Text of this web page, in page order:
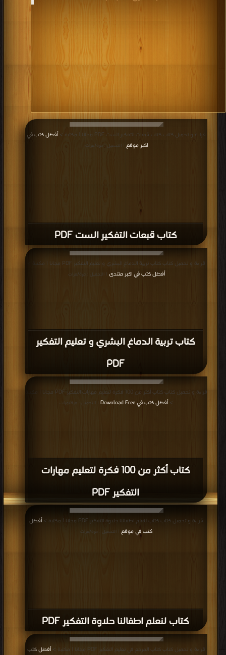
كتاب قبعات التفكير الست PDF
قراءة و تحميل كتاب كتاب قبعات التفكير الست PDF مجانا | مكتبة >
أفضل كتب في
اكبر موقع
| التحميل : مرة/مرات
كتاب تربية الدماغ البشري و تعليم التفكير
PDF
قراءة و تحميل كتاب كتاب تربية الدماغ البشري و تعليم التفكير PDF مجانا | مكتبة >
أفضل كتب في اكبر منتدى
| التحميل : مرة/مرات
كتاب أكثر من 100 فكرة لتعليم مهارات
التفكير PDF
قراءة و تحميل كتاب كتاب أكثر من 100 فكرة لتعليم مهارات التفكير PDF مجانا | مكتبة
>أفضل كتب في Download Free | التحميل : مرة/مرات
كتاب لنعلم اطفالنا حلاوة التفكير PDF
قراءة و تحميل كتاب كتاب لنعلم اطفالنا حلاوة التفكير PDF مجانا | مكتبة >
أفضل
كتب في موقع
| التحميل : مرة/مرات
قراءة و تحميل كتاب كتاب المرجع في تعليم التفكير PDF مجانا | مكتبة >
أفضل كتب